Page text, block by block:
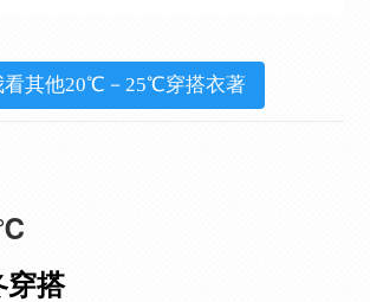
看其他20℃－25℃穿搭衣著
穿搭